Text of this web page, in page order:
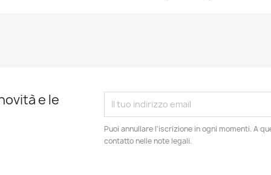
e le
Puoi annullare l'iscrizione in ogni momenti. A
contatto nelle note legali.